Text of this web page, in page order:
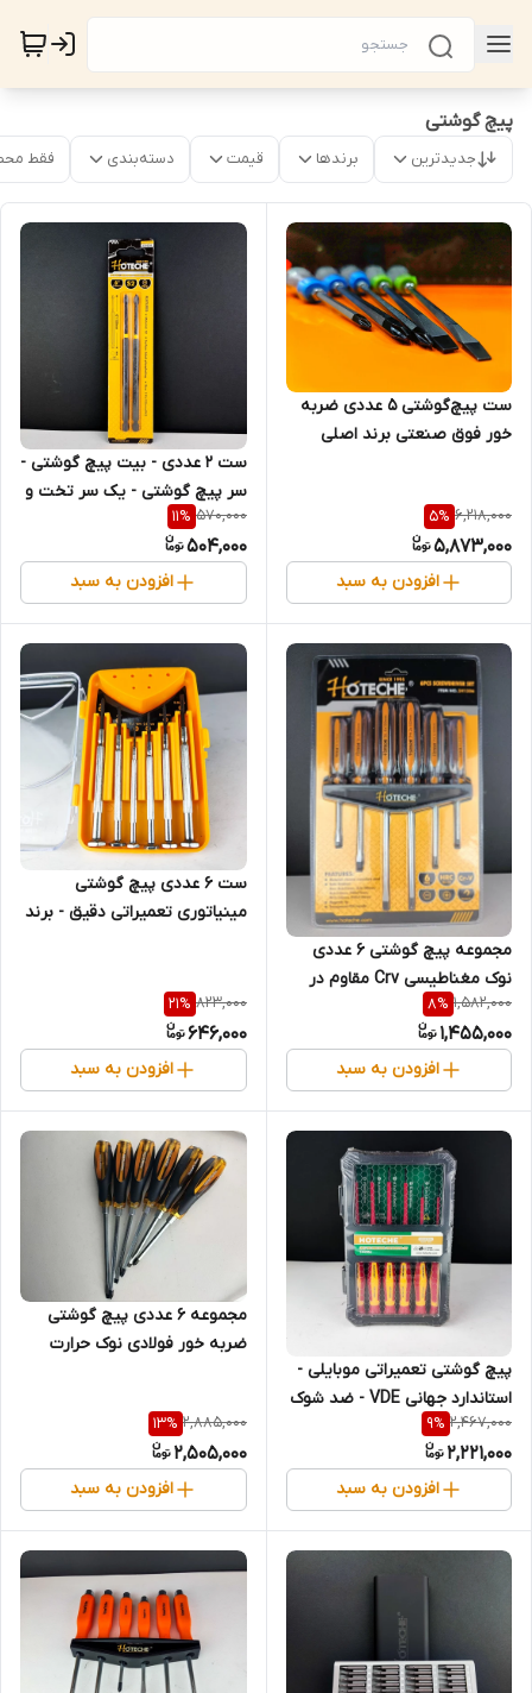
پیچ گوشتی
جدیدترین برندها قیمت دسته‌بندی فقط
ست پیچ‌گوشتی ۵ عددی ضربه
خور فوق صنعتی برند اصلی
6,218,000
5%
5,873,000
افزودن به سبد
ست 2 عددی - بیت پیچ گوشتی -
سر پیچ گوشتی - یک سر تخت و
570,000
11%
504,000
افزودن به سبد
مجموعه پیچ گوشتی 6 عددی
نوک مغناطیسی Crv مقاوم در
برابر سایش و شکستن برند
(قسطی)
1,582,000
8%
1,455,000
افزودن به سبد
ست 6 عددی پیچ گوشتی
مینیاتوری تعمیراتی دقیق - برند
823,000
21%
646,000
افزودن به سبد
پیچ گوشتی تعمیراتی موبایلی -
استاندارد جهانی VDE - ضد شوک
الکتریکی - 6 عددی - برند اصلی
(قسطی)
2,467,000
9%
2,221,000
افزودن به سبد
مجموعه 6 عددی پیچ گوشتی
ضربه خور فولادی نوک حرارت
(241506) (قسطی)
2,885,000
13%
2,505,000
افزودن به سبد